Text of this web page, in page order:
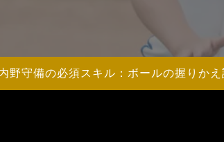
野守備の必須スキル：ボールの握りかえ